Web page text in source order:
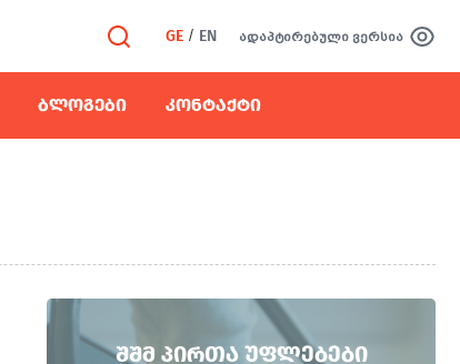
GE / EN ადაპტირებული ვერსია
ᲑᲚᲝᲒᲔᲑᲘ ᲙᲝᲜᲢᲐᲥᲢᲘ
ᲨᲨᲛ ᲞᲘᲠᲗᲐ ᲣᲤᲚᲔᲑᲔᲑᲘ